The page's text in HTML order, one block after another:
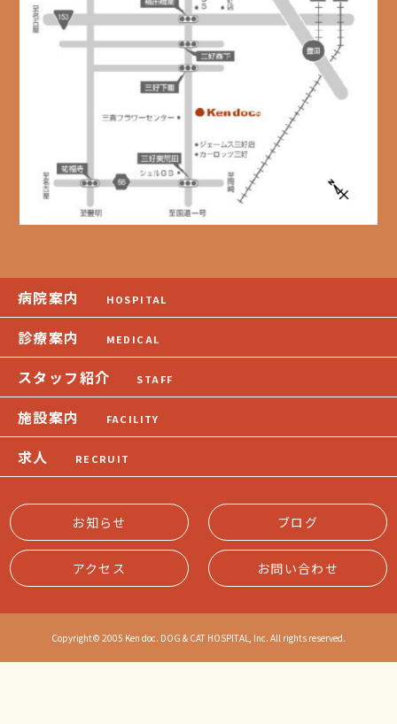
病院案内 HOSPITAL
診療案内 MEDICAL
スタッフ紹介 STAFF
施設案内 FACILITY
求人 RECRUIT
お知らせ ブログ
アクセス お問い合わせ
Copyright© 2005 Ken doc. DOG & CAT HOSPITAL, Inc. All rights reserved.